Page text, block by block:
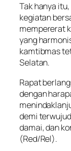
Tak hanya
kegiatan
mempererat
yang
kamtibmas
Selatan.
Rapat
dengan
demi
damai, dan
(Red/Rel).